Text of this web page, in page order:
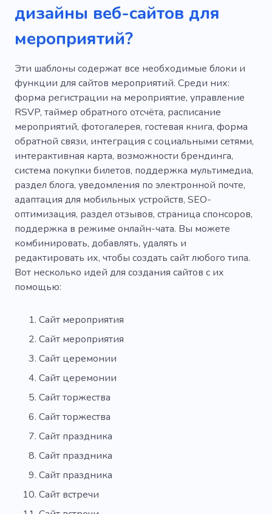
дизайны веб-сайтов для
мероприятий?
Эти шаблоны содержат все необходимые блоки и
функции для сайтов мероприятий. Среди них:
форма регистрации на мероприятие, управление
RSVP, таймер обратного отсчёта, расписание
мероприятий, фотогалерея, гостевая книга, форма
обратной связи, интеграция с социальными сетями,
интерактивная карта, возможности брендинга,
система покупки билетов, поддержка мультимедиа,
раздел блога, уведомления по электронной почте,
адаптация для мобильных устройств, SEO-
оптимизация, раздел отзывов, страница спонсоров,
поддержка в режиме онлайн-чата. Вы можете
комбинировать, добавлять, удалять и
редактировать их, чтобы создать сайт любого типа.
Вот несколько идей для создания сайтов с их
помощью:
Сайт мероприятия
Сайт мероприятия
Сайт церемонии
Сайт церемонии
Сайт торжества
Сайт торжества
Сайт праздника
Сайт праздника
Сайт праздника
Сайт встречи